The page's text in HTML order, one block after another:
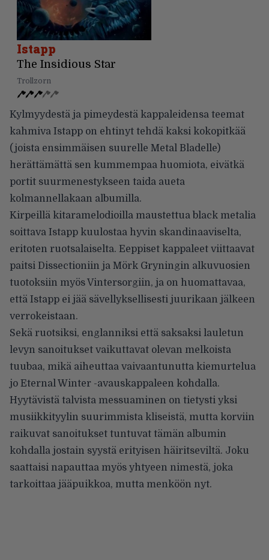
Istapp
The Insidious Star
Trollzorn
Kylmyydestä ja pimeydestä kappaleidensa teemat
kahmiva Istapp on ehtinyt tehdä kaksi kokopitkää
(joista ensimmäisen suurelle Metal Bladelle)
herättämättä sen kummempaa huomiota, eivätkä
portit suurmenestykseen taida aueta
kolmannellakaan albumilla.
Kirpeillä kitaramelodioilla maustettua black metalia
soittava Istapp kuulostaa hyvin skandinaaviselta,
eritoten ruotsalaiselta. Eeppiset kappaleet viittaavat
paitsi Dissectioniin ja Mörk Gryningin alkuvuosien
tuotoksiin myös Vintersorgiin, ja on huomattavaa,
että Istapp ei jää sävellyksellisesti juurikaan jälkeen
verrokeistaan.
Sekä ruotsiksi, englanniksi että saksaksi lauletun
levyn sanoitukset vaikuttavat olevan melkoista
tuubaa, mikä aiheuttaa vaivaantunutta kiemurtelua
jo Eternal Winter -avauskappaleen kohdalla.
Hyytävistä talvista messuaminen on tietysti yksi
musiikkityylin suurimmista kliseistä, mutta korviin
raikuvat sanoitukset tuntuvat tämän albumin
kohdalla jostain syystä erityisen häiritseviltä. Joku
saattaisi napauttaa myös yhtyeen nimestä, joka
tarkoittaa jääpuikkoa, mutta menköön nyt.